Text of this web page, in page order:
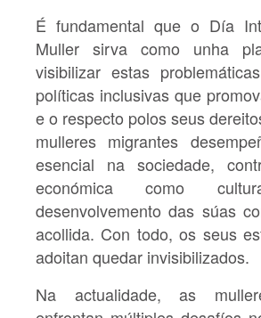
É fundamental que o Día
Muller sirva como unha
visibilizar estas
políticas inclusivas que
e o respecto polos seus
mulleres migrantes
esencial na sociedade,
económica como
desenvolvemento das súas
acollida. Con todo, os seus
adoitan quedar invisibilizados.
Na actualidade, as